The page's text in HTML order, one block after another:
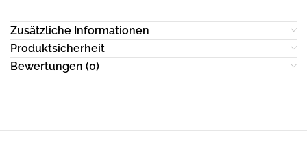
Zusätzliche Informationen
Produktsicherheit
Bewertungen (0)